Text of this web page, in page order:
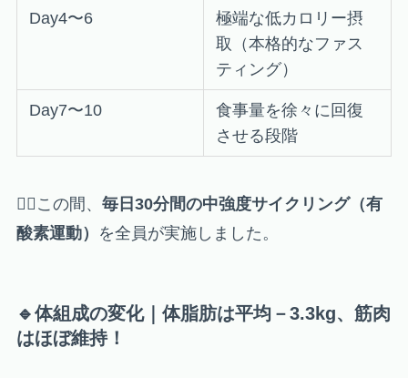
Day4〜6
極端な低カロリー摂
取（本格的なファス
ティング）
Day7〜10
食事量を徐々に回復
させる段階
🧘‍♀️この間、 毎日30分間の中強度サイクリング（有
酸素運動）
を全員が実施しました。
🔹体組成の変化｜体脂肪は平均－3.3kg、筋肉
はほぼ維持！